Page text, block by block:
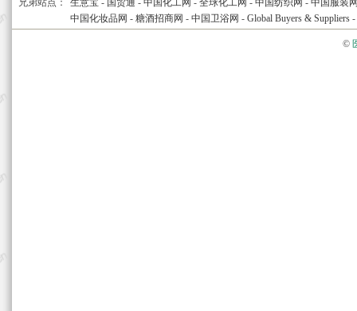
兄弟站点：
生意宝 - 国贸通 - 中国化工网 - 全球化工网 - 中国纺织网 - 中国服装
中国化妆品网 - 糖酒招商网 - 中国卫浴网 - Global Buyers & Suppliers -
©